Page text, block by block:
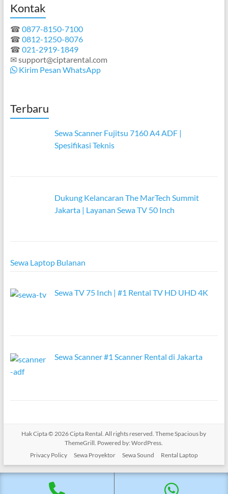
Kontak
☎ 0877-8150-7100
☎ 0812-1250-8076
☎ 021-2919-1849
✉ support@ciptarental.com
Kirim Pesan WhatsApp
Terbaru
Sewa Scanner Fujitsu 7160 A4 ADF |
Spesifikasi Teknis
Dukung Kelancaran The MarTech Summit
Jakarta | Layanan Sewa TV 50 Inch
Sewa Laptop Bulanan
Sewa TV 75 Inch | #1 Rental TV HD UHD 4K
Sewa Scanner #1 Scanner Rental di Jakarta
Hak Cipta © 2026Cipta Rental. All rights reserved. ThemeSpacious by
ThemeGrill. Powered by:WordPress.
Privacy Policy
Sewa Proyektor Sewa Sound Rental Laptop